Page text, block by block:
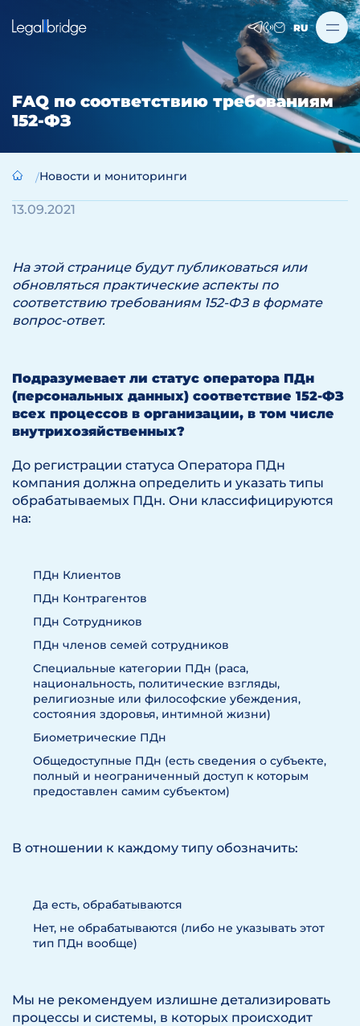
RU
FAQ по соответствию требованиям
152-ФЗ
Новости и мониторинги
13.09.2021
На этой странице будут публиковаться или
обновляться практические аспекты по
соответствию требованиям 152-ФЗ в формате
вопрос-ответ.
Подразумевает ли статус оператора ПДн
(персональных данных) соответствие 152-ФЗ
всех процессов в организации, в том числе
внутрихозяйственных?
До регистрации статуса Оператора ПДн
компания должна определить и указать типы
обрабатываемых ПДн. Они классифицируются
на:
ПДн Клиентов
ПДн Контрагентов
ПДн Сотрудников
ПДн членов семей сотрудников
Специальные категории ПДн (раса,
национальность, политические взгляды,
религиозные или философские убеждения,
состояния здоровья, интимной жизни)
Биометрические ПДн
Общедоступные ПДн (есть сведения о субъекте,
полный и неограниченный доступ к которым
предоставлен самим субъектом)
В отношении к каждому типу обозначить:
Да есть, обрабатываются
Нет, не обрабатываются (либо не указывать этот
тип ПДн вообще)
Мы не рекомендуем излишне детализировать
процессы и системы, в которых происходит